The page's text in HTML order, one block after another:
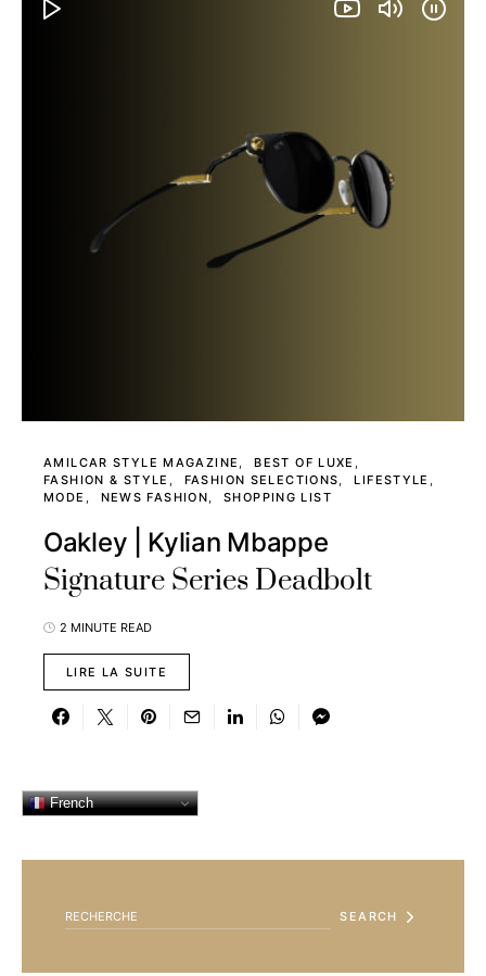
AMILCAR STYLE MAGAZINE
BEST OF LUXE
FASHION & STYLE
FASHION SELECTIONS
LIFESTYLE
MODE
NEWS FASHION SHOPPING LIST
Oakley | Kylian Mbappe
Signature Series Deadbolt
2 MINUTE READ
LIRE LA SUITE
French
SEARCH